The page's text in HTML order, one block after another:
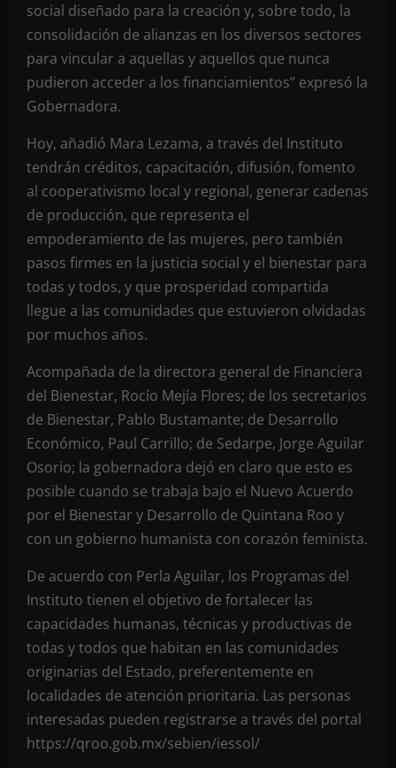
social diseñado para la creación y, sobre todo, la
consolidación de alianzas en los diversos sectores
para vincular a aquellas y aquellos que nunca
pudieron acceder a los financiamientos” expresó la
Gobernadora.
Hoy, añadió Mara Lezama, a través del Instituto
tendrán créditos, capacitación, difusión, fomento
al cooperativismo local y regional, generar cadenas
de producción, que representa el
empoderamiento de las mujeres, pero también
pasos firmes en la justicia social y el bienestar para
todas y todos, y que prosperidad compartida
llegue a las comunidades que estuvieron olvidadas
por muchos años.
Acompañada de la directora general de Financiera
del Bienestar, Rocío Mejía Flores; de los secretarios
de Bienestar, Pablo Bustamante; de Desarrollo
Económico, Paul Carrillo; de Sedarpe, Jorge Aguilar
Osorio; la gobernadora dejó en claro que esto es
posible cuando se trabaja bajo el Nuevo Acuerdo
por el Bienestar y Desarrollo de Quintana Roo y
con un gobierno humanista con corazón feminista.
De acuerdo con Perla Aguilar, los Programas del
Instituto tienen el objetivo de fortalecer las
capacidades humanas, técnicas y productivas de
todas y todos que habitan en las comunidades
originarias del Estado, preferentemente en
localidades de atención prioritaria. Las personas
interesadas pueden registrarse a través del portal
https://qroo.gob.mx/sebien/iessol/